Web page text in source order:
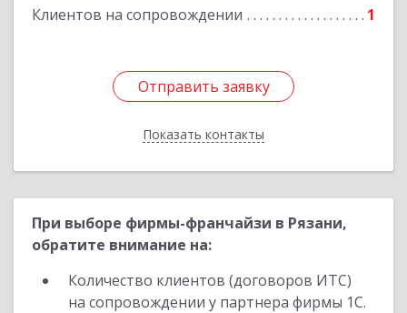
Клиентов на сопровождении 1
Отправить заявку
Показать контакты
Подробнее
Отправить заявку
Назад
При выборе фирмы-франчайзи в Рязани,
обратите внимание на:
Количество клиентов (договоров ИТС)
на сопровождении у партнера фирмы 1С.